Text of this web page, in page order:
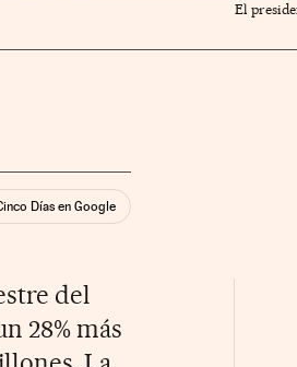
El
Días en Google
del
28% más